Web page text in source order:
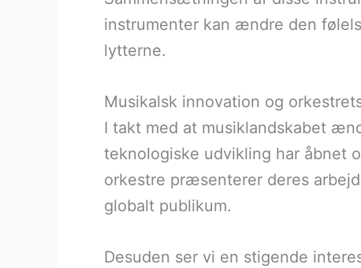
instrumenter kan ændre den
lytterne.
Musikalsk innovation og
I takt med at musiklandskabet
teknologiske udvikling har åbnet
orkestre præsenterer deres
globalt publikum.
Desuden ser vi en stigende